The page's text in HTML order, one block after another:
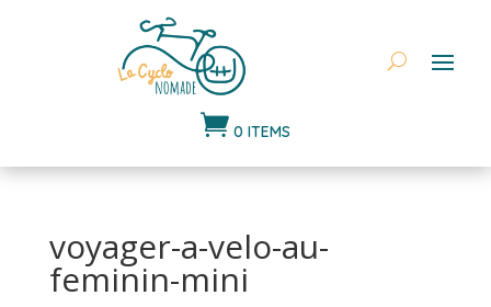
 0 ITEMS
voyager-a-velo-au-
feminin-mini